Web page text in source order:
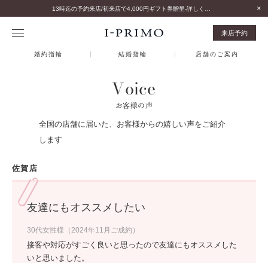
来店予約
婚約指輪 結婚指輪 店舗のご案内
Voice
お客様の声
全国の店舗に届いた、お客様からの嬉しい声をご紹介
します
佐賀店
友達にもオススメしたい
30代女性様（2024年11月ご成約）
接客や対応がすごく良いと思ったので友達にもオススメした
いと思いました。